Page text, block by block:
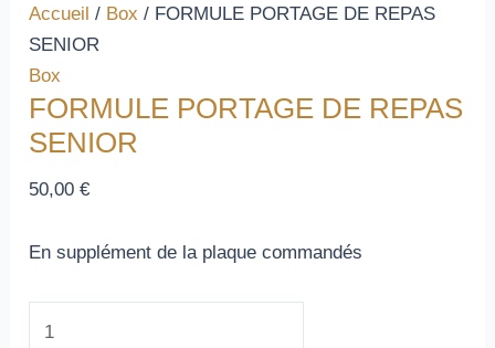
Accueil / Box / FORMULE PORTAGE DE REPAS
SENIOR
Box
FORMULE PORTAGE DE REPAS
SENIOR
50,00€
En supplément de la plaque commandés